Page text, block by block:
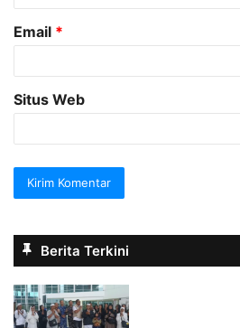
Email *
Situs Web
Berita Terkini